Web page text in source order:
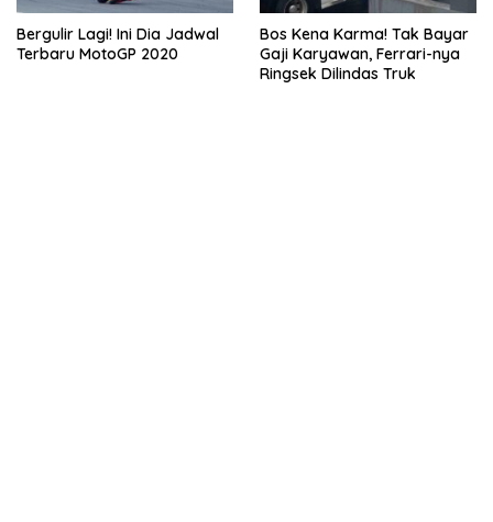
Bergulir Lagi! Ini Dia Jadwal
Terbaru MotoGP 2020
Bos Kena Karma! Tak Bayar
Gaji Karyawan, Ferrari-nya
Ringsek Dilindas Truk